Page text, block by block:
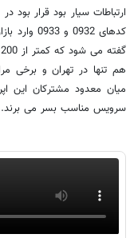
هم تنها در تهران و برخی
میان معدود مشترکان این
سرویس مناسب بسر می برند.